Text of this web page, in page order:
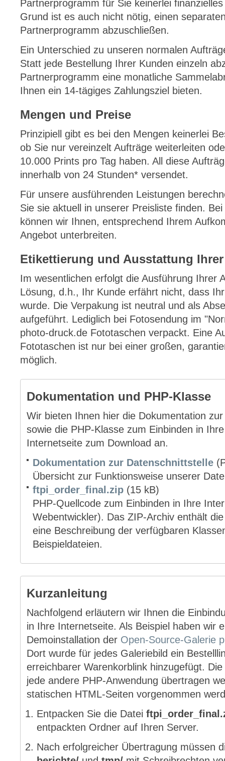
Partnerprogramm für Sie keinerlei
Grund ist es auch nicht nötig, einen
Partnerprogramm abzuschließen.
Ein Unterschied zu unseren normalen
Statt jede Bestellung Ihrer Kunden einzeln
Partnerprogramm eine monatliche
Ihnen ein 14-tägiges Zahlungsziel bieten.
Mengen und Preise
Prinzipiell gibt es bei den Mengen keinerlei
ob Sie nur vereinzelt Aufträge weiterleiten
10.000 Prints pro Tag haben. All diese
innerhalb von 24 Stunden* versendet.
Für unsere ausführenden Leistungen
Sie sie aktuell in unserer Preisliste finden.
können wir Ihnen, entsprechend Ihrem
Angebot unterbreiten.
Etikettierung und Ausstattung
Im wesentlichen erfolgt die Ausführung Ihrer
Lösung, d.h., Ihr Kunde erfährt nicht, dass
wurde. Die Verpakung ist neutral und als
aufgeführt. Lediglich bei Fotosendung im
photo-druck.de Fototaschen verpackt. Eine
Fototaschen ist nur bei einer großen,
möglich.
Dokumentation und PHP-Klasse
Wir bieten Ihnen hier die Dokumentation
sowie die PHP-Klasse zum Einbinden in
Internetseite zum Download an.
Dokumentation zur Datenschnittstelle
Übersicht zur Funktionsweise unserer
ftpi_order_final.zip (15 kB)
PHP-Quellcode zum Einbinden in Ihre
Webentwickler). Das ZIP-Archiv enthält
eine Beschreibung der verfügbaren
Beispieldateien.
Kurzanleitung
Nachfolgend erläutern wir Ihnen die
in Ihre Internetseite. Als Beispiel haben wir
Demoinstallation der Open-Source-Galerie
Dort wurde für jedes Galeriebild ein
erreichbarer Warenkorblink hinzugefügt.
jede andere PHP-Anwendung übertragen
statischen HTML-Seiten vorgenommen
Entpacken Sie die Datei
entpackten Ordner auf Ihren Server.
Nach erfolgreicher Übertragung müssen